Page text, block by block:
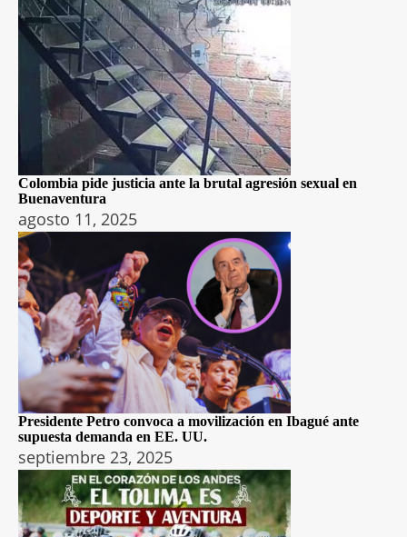
Colombia pide justicia ante la brutal agresión sexual en
Buenaventura
agosto 11, 2025
Presidente Petro convoca a movilización en Ibagué ante
supuesta demanda en EE. UU.
septiembre 23, 2025